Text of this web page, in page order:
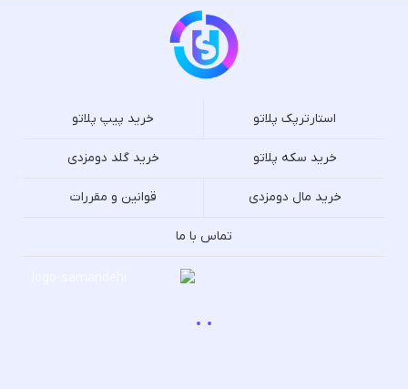
استارترپک پلاتو خرید پیپ پلاتو
خرید سکه پلاتو خرید گلد دومزدی
خرید مال دومزدی قوانین و مقررات
تماس با ما